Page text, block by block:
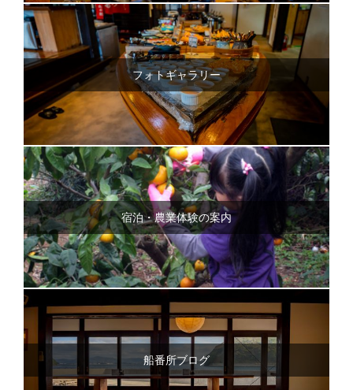
フォトギャラリー
宿泊・農業体験の案内
船番所ブログ